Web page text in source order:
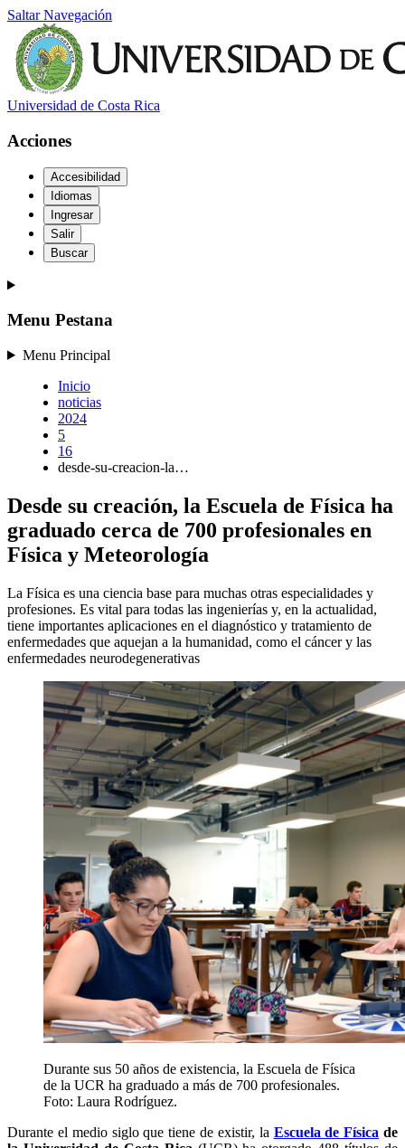
Saltar Navegación
Universidad de Costa Rica
Acciones
Accesibilidad
Idiomas
Ingresar
Salir
Buscar
Menu Pestana
Menu Principal
Inicio
noticias
2024
5
16
desde-su-creacion-la…
Desde su creación, la Escuela de Física ha
graduado cerca de 700 profesionales en
Física y Meteorología
La Física es una ciencia base para muchas otras especialidades y
profesiones. Es vital para todas las ingenierías y, en la actualidad,
tiene importantes aplicaciones en el diagnóstico y tratamiento de
enfermedades que aquejan a la humanidad, como el cáncer y las
enfermedades neurodegenerativas
Durante sus 50 años de existencia, la Escuela de Física
de la UCR ha graduado a más de 700 profesionales.
Foto: Laura Rodríguez.
Durante el medio siglo que tiene de existir, la Escuela de Física de